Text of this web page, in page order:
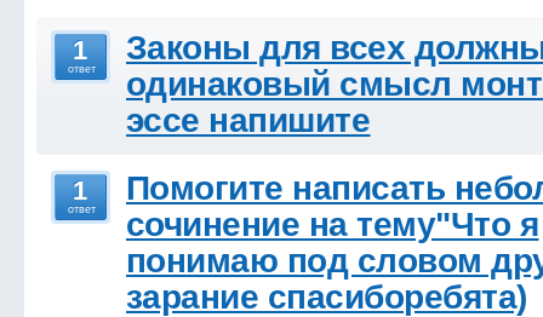
1
ответ
Законы для всех
одинаковый смысл
эссе напишите
1
ответ
Помогите написать
сочинение на тему"Что я
понимаю под словом
зарание спасиборебята)